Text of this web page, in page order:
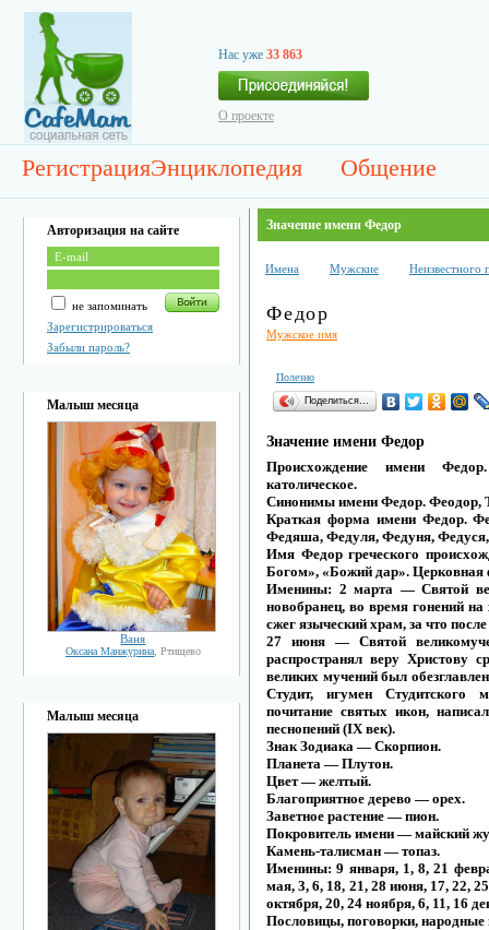
Нас уже 33 863
О проекте
РегистрацияЭнциклопедия Общение
Авторизация на сайте
не запоминать
Зарегистрироваться
Забыли пароль?
Малыш месяца
Ваня
Оксана Манжурина, Ртищево
Малыш месяца
Значение имени Федор
Имена Мужские Неизвестного
Федор
Мужское имя
Полезно
Поделиться…
Значение имени Федор
Происхождение имени
католическое.
Синонимы имени Федор. Феодор,
Краткая форма имени Федор.
Федяша, Федуля, Федуня,
Имя Федор греческого
Богом», «Божий дар».
Именины: 2 марта — Святой
новобранец, во время гонений
сжег языческий храм, за что
27 июня — Святой
распространял веру Христову
великих мучений был
Студит, игумен Студитского
почитание святых икон,
песнопений (IX век).
Знак Зодиака — Скорпион.
Планета — Плутон.
Цвет — желтый.
Благоприятное дерево — орех.
Заветное растение — пион.
Покровитель имени — майский
Камень-талисман — топаз.
Именины: 9 января, 1, 8, 21
мая, 3, 6, 18, 21, 28 июня, 17, 22,
октября, 20, 24 ноября, 6, 11, 16
Пословицы, поговорки,